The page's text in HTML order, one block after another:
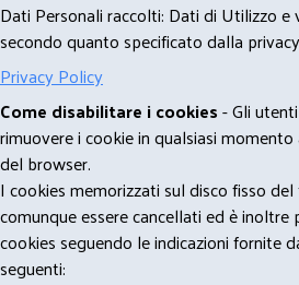
Dati Personali raccolti: Dati di Utilizzo
secondo quanto specificato dalla
Privacy Policy
Come disabilitare i cookies- Gli
rimuovere i cookie in qualsiasi
del browser.
I cookies memorizzati sul disco fisso
comunque essere cancellati ed è inoltre
cookies seguendo le indicazioni fornite
seguenti: